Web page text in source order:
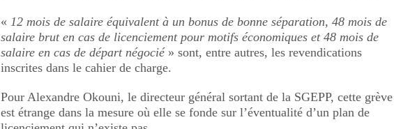
« 12 mois de salaire équivalent à un bonus de bonne séparation, 48 mois de
salaire brut en cas de licenciement pour motifs économiques et 48 mois de
salaire en cas de départ négocié» sont, entre autres, les revendications
inscrites dans le cahier de charge.
Pour Alexandre Okouni, le directeur général sortant de la SGEPP, cette grève
est étrange dans la mesure où elle se fonde sur l’éventualité d’un plan de